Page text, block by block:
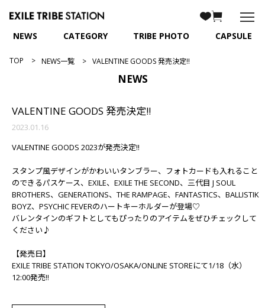
NEWS CATEGORY TRIBE PHOTO CAPSULE
TOP NEWS一覧 VALENTINE GOODS 発売決定!!
NEWS
VALENTINE GOODS 発売決定!!
2023.01.16
VALENTINE GOODS 2023が発売決定!!
スタンプ風デザインがかわいいタンブラー、フォトカードも入れること
のできるパスケース、EXILE、EXILE THE SECOND、三代目 J SOUL
BROTHERS、GENERATIONS、THE RAMPAGE、FANTASTICS、BALLISTIK
BOYZ、PSYCHIC FEVERのハートキーホルダーが登場♡
バレンタインのギフトとしてもぴったりのアイテムをぜひチェックして
ください♪
【発売日】
EXILE TRIBE STATION TOKYO/OSAKA/ONLINE STOREにて1/18（水）
12:00発売!!